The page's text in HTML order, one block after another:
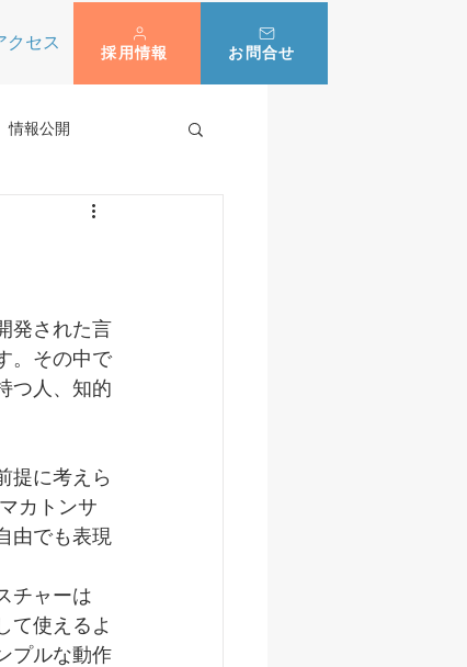
クセス
採用情報 お問合せ
情報公開
発された言
。その中で
つ人、知的
提に考えら
カトンサ
由でも表現
チャーは
て使えるよ
プルな動作